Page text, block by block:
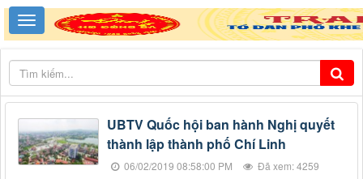
UBTV Quốc hội ban hành Nghị quyết
thành lập thành phố Chí Linh
06/02/2019 08:58:00 PM
Đã xem: 4259